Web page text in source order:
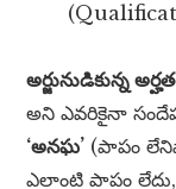
అర్జునుడికున్న
అని ఎవరికైనా
‘అనఘ’ (పాపం
ఎలాంటి పాపం